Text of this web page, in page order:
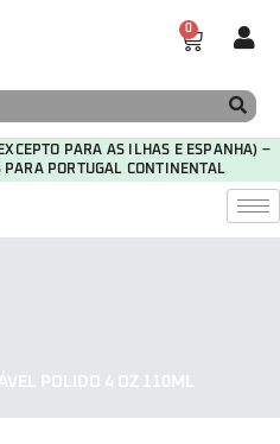
0
PARA AS ILHAS E ESPANHA) –
PORTUGAL CONTINENTAL
POLIDO 4 OZ 110ML